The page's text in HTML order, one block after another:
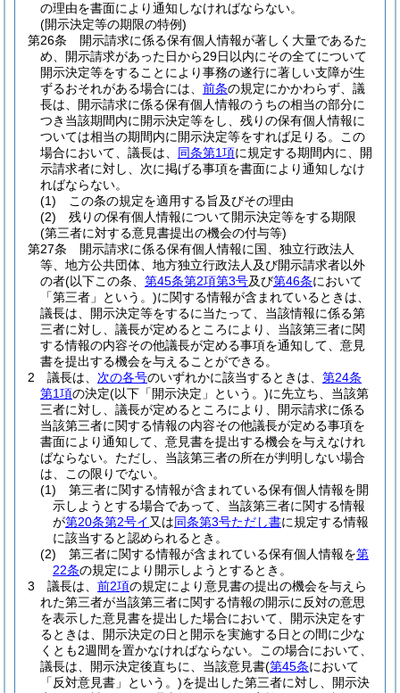
の理由を書面により通知しなければならない。
(開示決定等の期限の特例)
第26条
開示請求に係る保有個人情報が著しく大量であるた
め、開示請求があった日から29日以内にその全てについて
開示決定等をすることにより事務の遂行に著しい支障が生
ずるおそれがある場合には、 前条の規定にかかわらず、議
長は、開示請求に係る保有個人情報のうちの相当の部分に
つき当該期間内に開示決定等をし、残りの保有個人情報に
ついては相当の期間内に開示決定等をすれば足りる。
この
場合において、議長は、 同条第1項に規定する期間内に、開
示請求者に対し、次に掲げる事項を書面により通知しなけ
ればならない。
(1)
この条の規定を適用する旨及びその理由
(2)
残りの保有個人情報について開示決定等をする期限
(第三者に対する意見書提出の機会の付与等)
第27条
開示請求に係る保有個人情報に国、独立行政法人
等、地方公共団体、地方独立行政法人及び開示請求者以外
の者(以下この条、 第45条第2項第3号及び第46条において
「第三者」という。)に関する情報が含まれているときは、
議長は、開示決定等をするに当たって、当該情報に係る第
三者に対し、議長が定めるところにより、当該第三者に関
する情報の内容その他議長が定める事項を通知して、意見
書を提出する機会を与えることができる。
2
議長は、 次の各号のいずれかに該当するときは、 第24条
第1項の決定(以下「開示決定」という。)に先立ち、当該第
三者に対し、議長が定めるところにより、開示請求に係る
当該第三者に関する情報の内容その他議長が定める事項を
書面により通知して、意見書を提出する機会を与えなけれ
ばならない。 ただし、当該第三者の所在が判明しない場合
は、この限りでない。
(1)
第三者に関する情報が含まれている保有個人情報を開
示しようとする場合であって、当該第三者に関する情報
が第20条第2号イ 又は同条第3号ただし書に規定する情報
に該当すると認められるとき。
(2)
第三者に関する情報が含まれている保有個人情報を第
22条の規定により開示しようとするとき。
3
議長は、 前2項の規定により意見書の提出の機会を与えら
れた第三者が当該第三者に関する情報の開示に反対の意思
を表示した意見書を提出した場合において、開示決定をす
るときは、開示決定の日と開示を実施する日との間に少な
くとも2週間を置かなければならない。
この場合において、
議長は、開示決定後直ちに、当該意見書(第45条において
「反対意見書」という。)を提出した第三者に対し、開示決